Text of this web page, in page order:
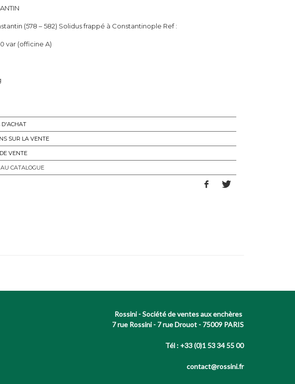
(578 – 582) Solidus frappé à Constantinople Ref :
var (officine A)
D'ACHAT
SUR LA VENTE
VENTE
CATALOGUE
Rossini - Société de ventes aux enchères
7 rue Rossini - 7 rue Drouot - 75009 PARIS
Tél : +33 (0)1 53 34 55 00
contact@rossini.fr